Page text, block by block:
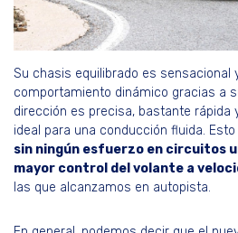
Su chasis equilibrado es sensacional
comportamiento dinámico gracias a
dirección es precisa, bastante rápida
ideal para una conducción fluida.
sin ningún esfuerzo en circuitos
mayor control del volante a
las que alcanzamos en autopista.